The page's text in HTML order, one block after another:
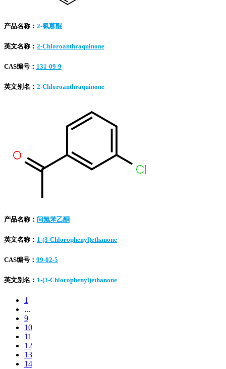
产品名称： 2-氯蒽醌
英文名称： 2-Chloroanthraquinone
CAS编号： 131-09-9
英文别名： 2-Chloroanthraquinone
产品名称： 间氯苯乙酮
英文名称： 1-(3-Chlorophenyl)ethanone
CAS编号： 99-02-5
英文别名： 1-(3-Chlorophenyl)ethanone
1
...
9
10
11
12
13
14